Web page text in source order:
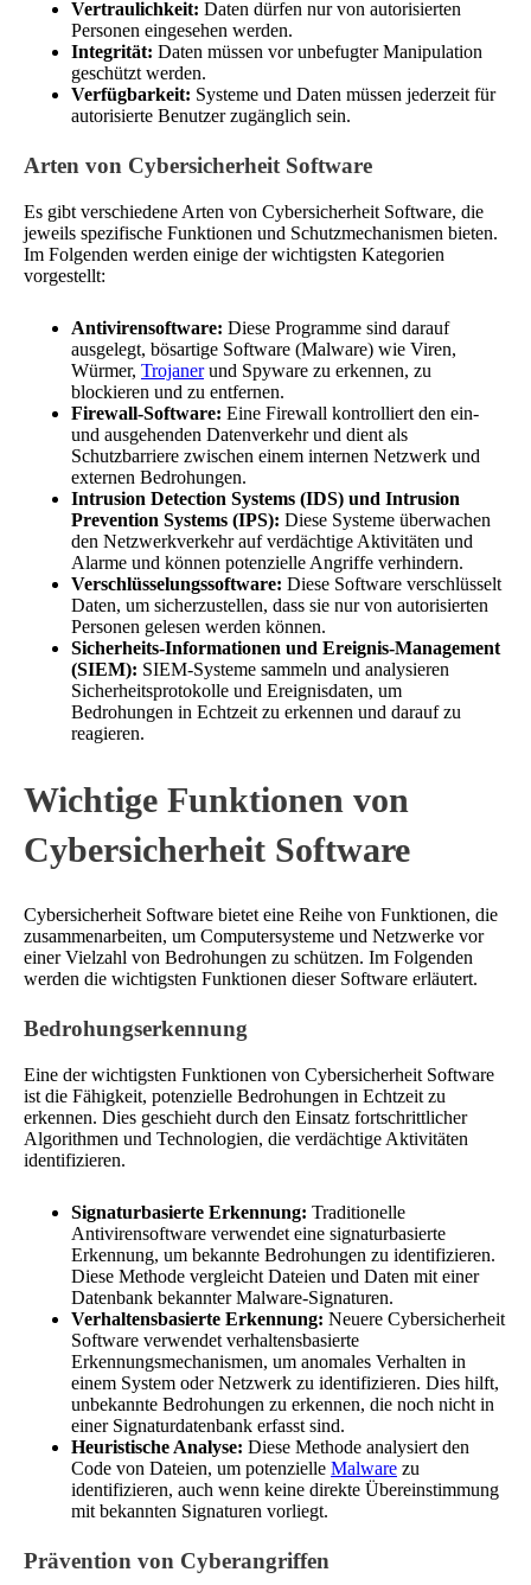
Vertraulichkeit: Daten dürfen nur von autorisierten
Personen eingesehen werden.
Integrität: Daten müssen vor unbefugter Manipulation
geschützt werden.
Verfügbarkeit: Systeme und Daten müssen jederzeit für
autorisierte Benutzer zugänglich sein.
Arten von Cybersicherheit Software
Es gibt verschiedene Arten von Cybersicherheit Software, die
jeweils spezifische Funktionen und Schutzmechanismen bieten.
Im Folgenden werden einige der wichtigsten Kategorien
vorgestellt:
Antivirensoftware: Diese Programme sind darauf
ausgelegt, bösartige Software (Malware) wie Viren,
Würmer, Trojanerund Spyware zu erkennen, zu
blockieren und zu entfernen.
Firewall-Software: Eine Firewall kontrolliert den ein-
und ausgehenden Datenverkehr und dient als
Schutzbarriere zwischen einem internen Netzwerk und
externen Bedrohungen.
Intrusion Detection Systems (IDS) und Intrusion
Prevention Systems (IPS): Diese Systeme überwachen
den Netzwerkverkehr auf verdächtige Aktivitäten und
Alarme und können potenzielle Angriffe verhindern.
Verschlüsselungssoftware: Diese Software verschlüsselt
Daten, um sicherzustellen, dass sie nur von autorisierten
Personen gelesen werden können.
Sicherheits-Informationen und Ereignis-Management
(SIEM): SIEM-Systeme sammeln und analysieren
Sicherheitsprotokolle und Ereignisdaten, um
Bedrohungen in Echtzeit zu erkennen und darauf zu
reagieren.
Wichtige Funktionen von
Cybersicherheit Software
Cybersicherheit Software bietet eine Reihe von Funktionen, die
zusammenarbeiten, um Computersysteme und Netzwerke vor
einer Vielzahl von Bedrohungen zu schützen. Im Folgenden
werden die wichtigsten Funktionen dieser Software erläutert.
Bedrohungserkennung
Eine der wichtigsten Funktionen von Cybersicherheit Software
ist die Fähigkeit, potenzielle Bedrohungen in Echtzeit zu
erkennen. Dies geschieht durch den Einsatz fortschrittlicher
Algorithmen und Technologien, die verdächtige Aktivitäten
identifizieren.
Signaturbasierte Erkennung: Traditionelle
Antivirensoftware verwendet eine signaturbasierte
Erkennung, um bekannte Bedrohungen zu identifizieren.
Diese Methode vergleicht Dateien und Daten mit einer
Datenbank bekannter Malware-Signaturen.
Verhaltensbasierte Erkennung: Neuere Cybersicherheit
Software verwendet verhaltensbasierte
Erkennungsmechanismen, um anomales Verhalten in
einem System oder Netzwerk zu identifizieren. Dies hilft,
unbekannte Bedrohungen zu erkennen, die noch nicht in
einer Signaturdatenbank erfasst sind.
Heuristische Analyse: Diese Methode analysiert den
Code von Dateien, um potenzielle Malware zu
identifizieren, auch wenn keine direkte Übereinstimmung
mit bekannten Signaturen vorliegt.
Prävention von Cyberangriffen